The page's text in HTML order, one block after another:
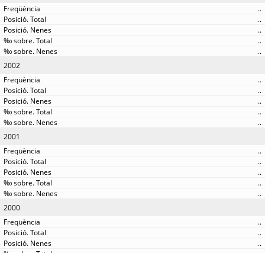
..
..
..
..
..
2002
..
..
..
..
..
2001
..
..
..
..
..
2000
..
..
..